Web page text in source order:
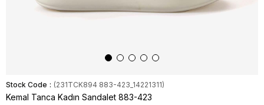
Stock Code (231TCK894 883-423_14221311)
Kemal Tanca Kadın Sandalet 883-423